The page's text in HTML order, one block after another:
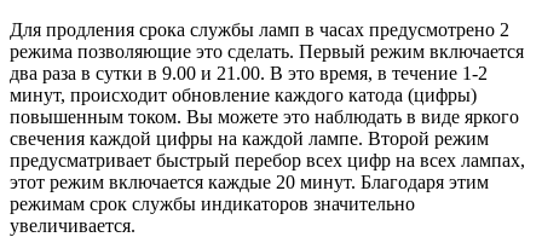
Для продления срока службы ламп в часах предусмотрено 2
режима позволяющие это сделать. Первый режим включается
два раза в сутки в 9.00 и 21.00. В это время, в течение 1-2
минут, происходит обновление каждого катода (цифры)
повышенным током. Вы можете это наблюдать в виде яркого
свечения каждой цифры на каждой лампе. Второй режим
предусматривает быстрый перебор всех цифр на всех лампах,
этот режим включается каждые 20 минут. Благодаря этим
режимам срок службы индикаторов значительно
увеличивается.